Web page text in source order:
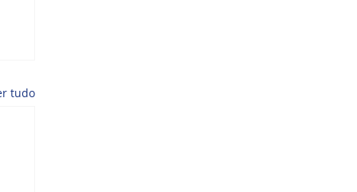
tudo